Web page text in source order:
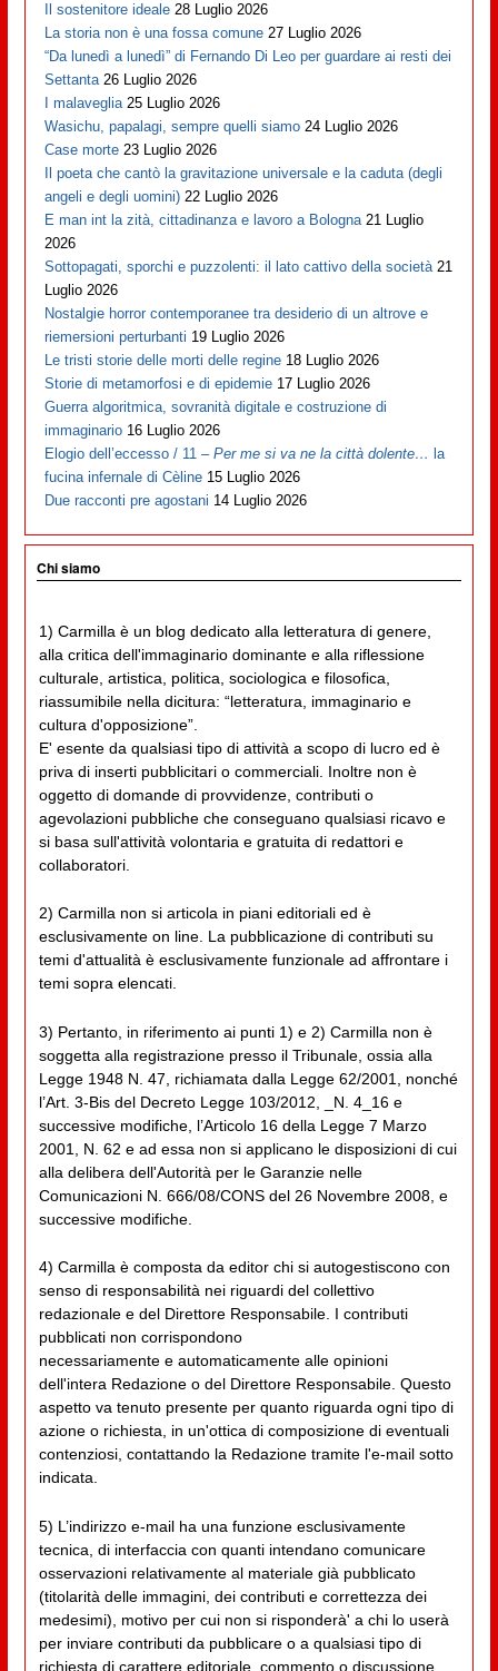
Il sostenitore ideale 28 Luglio 2026
La storia non è una fossa comune 27 Luglio 2026
“Da lunedì a lunedì” di Fernando Di Leo per guardare ai resti dei
Settanta 26 Luglio 2026
I malaveglia 25 Luglio 2026
Wasichu, papalagi, sempre quelli siamo 24 Luglio 2026
Case morte 23 Luglio 2026
Il poeta che cantò la gravitazione universale e la caduta (degli
angeli e degli uomini) 22 Luglio 2026
E man int la zità, cittadinanza e lavoro a Bologna 21 Luglio
2026
Sottopagati, sporchi e puzzolenti: il lato cattivo della società 21
Luglio 2026
Nostalgie horror contemporanee tra desiderio di un altrove e
riemersioni perturbanti 19 Luglio 2026
Le tristi storie delle morti delle regine 18 Luglio 2026
Storie di metamorfosi e di epidemie 17 Luglio 2026
Guerra algoritmica, sovranità digitale e costruzione di
immaginario 16 Luglio 2026
Elogio dell’eccesso / 11 –Per me si va ne la città dolente… la
fucina infernale di Cèline 15 Luglio 2026
Due racconti pre agostani 14 Luglio 2026
Chi siamo
1) Carmilla è un blog dedicato alla letteratura di genere,
alla critica dell'immaginario dominante e alla riflessione
culturale, artistica, politica, sociologica e filosofica,
riassumibile nella dicitura: “letteratura, immaginario e
cultura d'opposizione”.
E' esente da qualsiasi tipo di attività a scopo di lucro ed è
priva di inserti pubblicitari o commerciali. Inoltre non è
oggetto di domande di provvidenze, contributi o
agevolazioni pubbliche che conseguano qualsiasi ricavo e
si basa sull'attività volontaria e gratuita di redattori e
collaboratori.
2) Carmilla non si articola in piani editoriali ed è
esclusivamente on line. La pubblicazione di contributi su
temi d'attualità è esclusivamente funzionale ad affrontare i
temi sopra elencati.
3) Pertanto, in riferimento ai punti 1) e 2) Carmilla non è
soggetta alla registrazione presso il Tribunale, ossia alla
Legge 1948 N. 47, richiamata dalla Legge 62/2001, nonché
l’Art. 3-Bis del Decreto Legge 103/2012, _N. 4_16 e
successive modifiche, l’Articolo 16 della Legge 7 Marzo
2001, N. 62 e ad essa non si applicano le disposizioni di cui
alla delibera dell'Autorità per le Garanzie nelle
Comunicazioni N. 666/08/CONS del 26 Novembre 2008, e
successive modifiche.
4) Carmilla è composta da editor chi si autogestiscono con
senso di responsabilità nei riguardi del collettivo
redazionale e del Direttore Responsabile. I contributi
pubblicati non corrispondono
necessariamente e automaticamente alle opinioni
dell'intera Redazione o del Direttore Responsabile. Questo
aspetto va tenuto presente per quanto riguarda ogni tipo di
azione o richiesta, in un'ottica di composizione di eventuali
contenziosi, contattando la Redazione tramite l'e-mail sotto
indicata.
5) L’indirizzo e-mail ha una funzione esclusivamente
tecnica, di interfaccia con quanti intendano comunicare
osservazioni relativamente al materiale già pubblicato
(titolarità delle immagini, dei contributi e correttezza dei
medesimi), motivo per cui non si risponderà' a chi lo userà
per inviare contributi da pubblicare o a qualsiasi tipo di
richiesta di carattere editoriale, commento o discussione.